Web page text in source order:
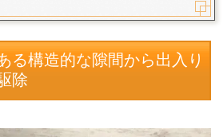
る構造的な隙間から出入り
除